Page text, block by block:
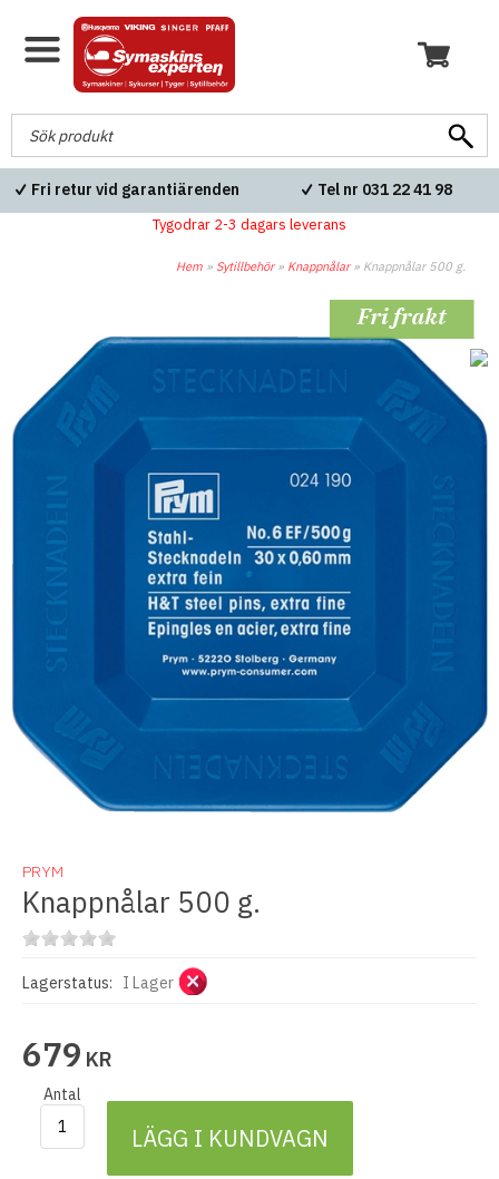
Fri retur vid garantiärenden Tel nr 031 22 41 98
Tygodrar 2-3 dagars leverans
Hem » Sytillbehör» Knappnålar» Knappnålar 500 g.
PRYM
Knappnålar 500 g.
Lagerstatus: I Lager
679 KR
Antal
LÄGG I KUNDVAGN